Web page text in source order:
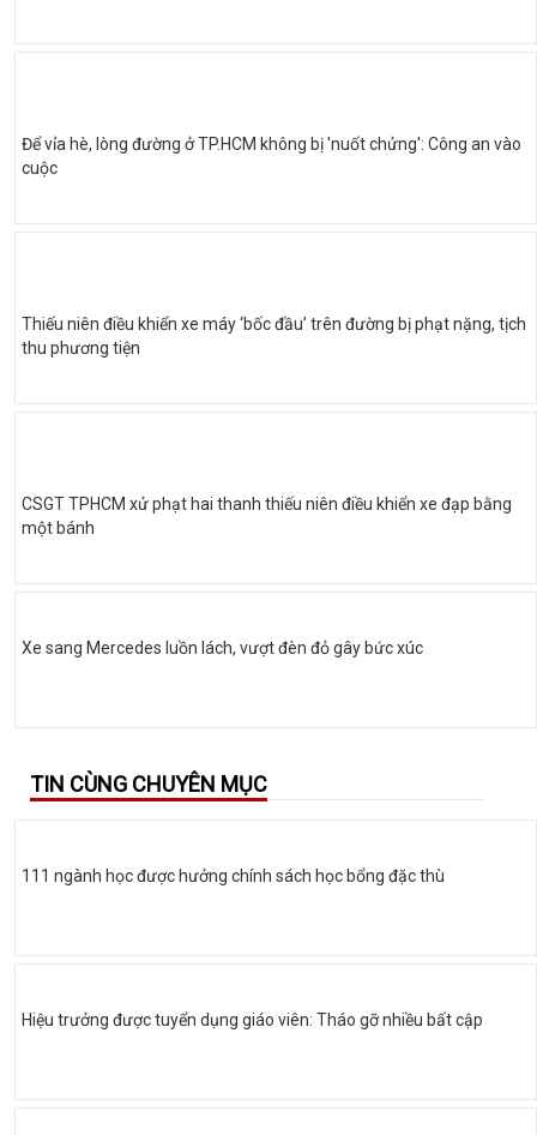
Để vỉa hè, lòng đường ở TP.HCM không bị 'nuốt chửng': Công an vào
cuộc
Thiếu niên điều khiển xe máy ‘bốc đầu’ trên đường bị phạt nặng, tịch
thu phương tiện
CSGT TPHCM xử phạt hai thanh thiếu niên điều khiển xe đạp bằng
một bánh
Xe sang Mercedes luồn lách, vượt đèn đỏ gây bức xúc
TIN CÙNG CHUYÊN MỤC
111 ngành học được hưởng chính sách học bổng đặc thù
Hiệu trưởng được tuyển dụng giáo viên: Tháo gỡ nhiều bất cập